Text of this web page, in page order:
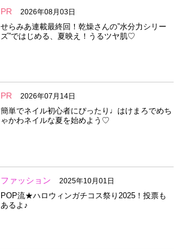
PR 2026年08月03日
せらみあ連載最終回！乾燥さんの”水分力シリー
ズ”ではじめる、夏映え！うるツヤ肌♡
PR 2026年07月14日
簡単でネイル初心者にぴったり♩はけまろでめち
ゃかわネイルな夏を始めよう♡
ファッション 2025年10月01日
POP流★ハロウィンガチコス祭り2025！投票も
あるよ♪